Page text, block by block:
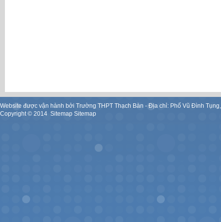
Website được vận hành bởi Trường THPT Thạch Bàn - Địa chỉ: Phố Vũ Đình
Copyright © 2014. Sitemap Sitemap